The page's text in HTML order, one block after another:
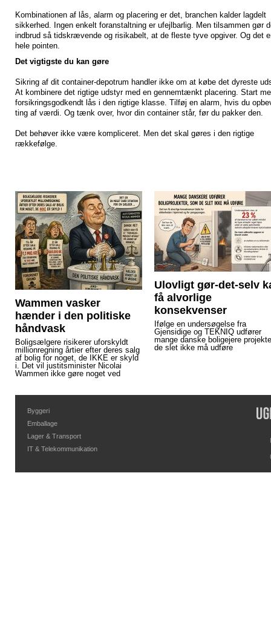
Kombinationen af lås, alarm og placering er det, branchen kalder lagdelt
sikkerhed. Ingen enkelt foranstaltning er ufejlbarlig. Men tilsammen gør
indbrud så tidskrævende og risikabelt, at de fleste tyve opgiver. Og det
hele pointen.
Det vigtigste du kan gøre
Sikring af dit container-depotrum handler ikke om at købe det dyreste
At kombinere det rigtige udstyr med en gennemtænkt placering. Start
forsikringsgodkendt lås i den rigtige klasse. Tilføj en alarm, hvis du
ting af værdi. Og tænk over, hvor din container står, før du pakker den.
Det behøver ikke være kompliceret. Men det skal gøres i den rigtige
rækkefølge.
Wammen vasker
hænder i den politiske
håndvask
Boligsælgere risikerer uforskyldt
millionregning årtier efter deres salg
af bolig for noget, de IKKE er skyld
i. Det vil justitsminister Nicolai
Wammen ikke gøre noget ved
Ulovligt gør-det-selv
få alvorlige
konsekvenser
Ifølge en undersøgelse fra
Gjensidige og TEKNIQ udfører
mange danske boligejere
de slet ikke må udføre
Byggeri
Emballage
Lager & Transport
IT & Telekommunikation